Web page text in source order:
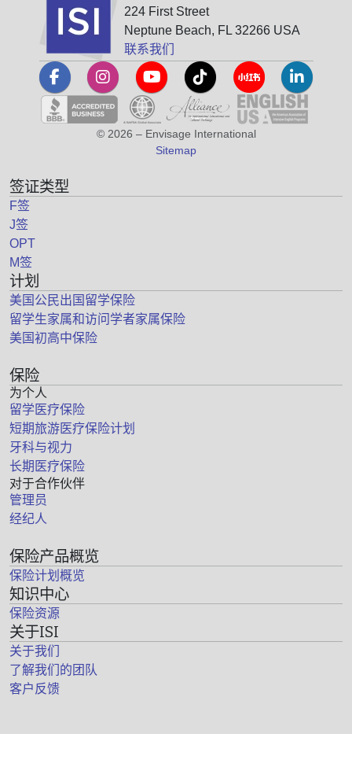
224 First Street
Neptune Beach, FL 32266 USA
联系我们
© 2026 – Envisage International
Sitemap
签证类型
F签
J签
OPT
M签
计划
美国公民出国留学保险
留学生家属和访问学者家属保险
美国初高中保险
保险
为个人
留学医疗保险
短期旅游医疗保险计划
牙科与视力
长期医疗保险
对于合作伙伴
管理员
经纪人
保险产品概览
保险计划概览
知识中心
保险资源
关于ISI
关于我们
了解我们的团队
客户反馈